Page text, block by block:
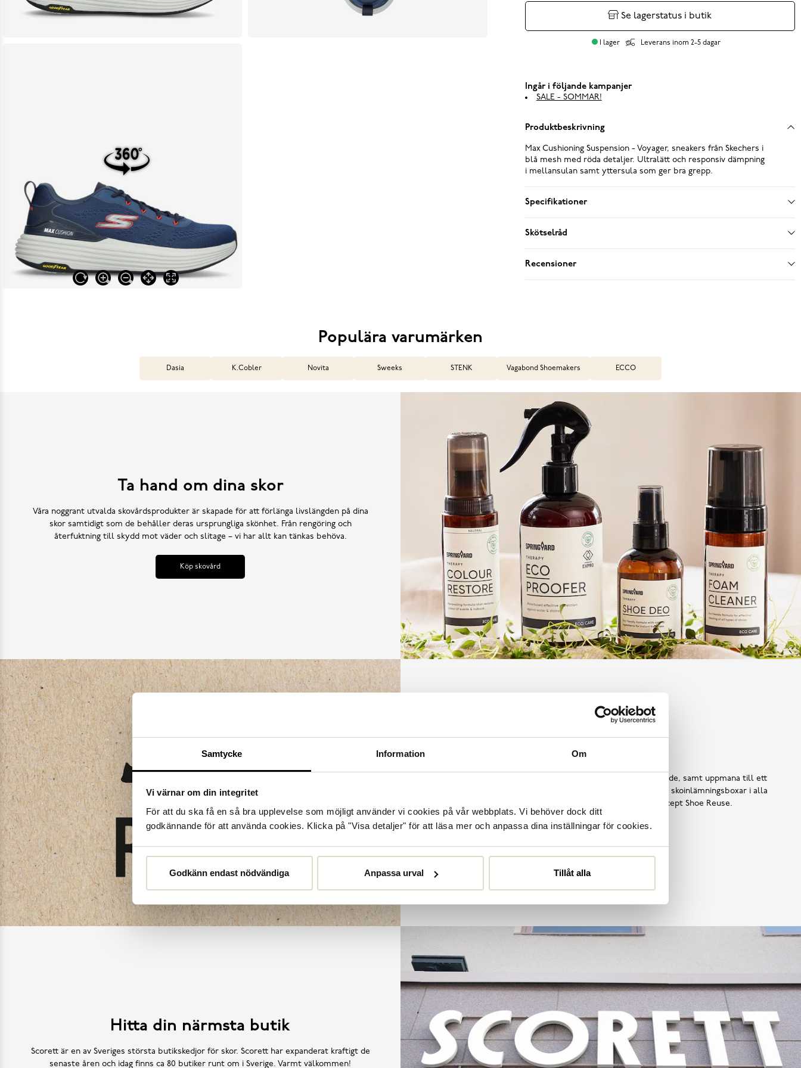
Samtycke Information Om
Vi värnar om din integritet
För att du ska få en så bra upplevelse som möjligt använder vi cookies på vår webbplats. Vi behöver dock ditt
godkännande för att använda cookies. Klicka på "Visa detaljer" för att läsa mer och anpassa dina inställningar för cookies.
Godkänn endast nödvändiga Anpassa urval Tillåt alla
Se lagerstatus i butik
I lager Leverans inom 2-5 dagar
Ingår i följande kampanjer
SALE - SOMMAR!
Produktbeskrivning
Max Cushioning Suspension - Voyager, sneakers från Skechers i
blå mesh med röda detaljer. Ultralätt och responsiv dämpning
i mellansulan samt yttersula som ger bra grepp.
Specifikationer
Skötselråd
Recensioner
Populära varumärken
Dasia K.Cobler Novita Sweeks STENK Vagabond Shoemakers ECCO
Ta hand om dina skor
Våra noggrant utvalda skovårdsprodukter är skapade för att förlänga livslängden på dina
skor samtidigt som de behåller deras ursprungliga skönhet. Från rengöring och
återfuktning till skydd mot väder och slitage – vi har allt kan tänkas behöva.
Köp skovård
Shoe Reuse
Utifrån målet att inga skor ska bli till avfall i ett för tidigt skede, samt uppmana till ett
mer hållbart synsätt på skors användning, har vi introducerat skoinlämningsboxar i alla
våra butiker. Detta är en del av vårt hållbarhetskoncept Shoe Reuse.
Hitta din närmsta butik
Scorett är en av Sveriges största butikskedjor för skor. Scorett har expanderat kraftigt de
senaste åren och idag finns ca 80 butiker runt om i Sverige. Varmt välkommen!